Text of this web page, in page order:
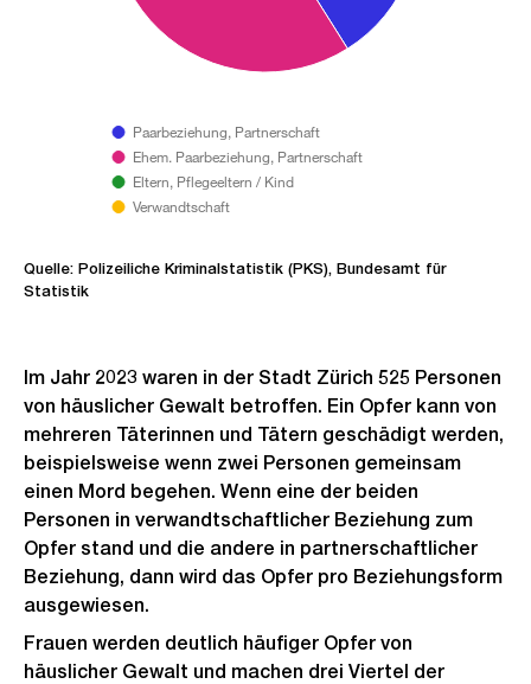
Paarbeziehung, Partnerschaft
Ehem. Paarbeziehung, Partnerschaft
Eltern, Pflegeeltern / Kind
Verwandtschaft
Quelle: Polizeiliche Kriminalstatistik (PKS), Bundesamt für
Statistik
Im Jahr 2023 waren in der Stadt Zürich 525 Personen
von häuslicher Gewalt betroffen. Ein Opfer kann von
mehreren Täterinnen und Tätern geschädigt werden,
beispielsweise wenn zwei Personen gemeinsam
einen Mord begehen. Wenn eine der beiden
Personen in verwandtschaftlicher Beziehung zum
Opfer stand und die andere in partnerschaftlicher
Beziehung, dann wird das Opfer pro Beziehungsform
ausgewiesen.
Frauen werden deutlich häufiger Opfer von
häuslicher Gewalt und machen drei Viertel der